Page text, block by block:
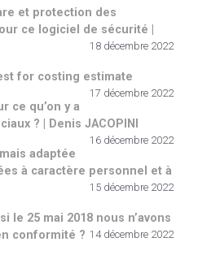
et protection des
ce logiciel de sécurité |
18 décembre 2022
for costing estimate
17 décembre 2022
ce qu’on y a
? | Denis JACOPINI
16 décembre 2022
adaptée
à caractère personnel et à
15 décembre 2022
le 25 mai 2018 nous n’avons
conformité ? 14 décembre 2022